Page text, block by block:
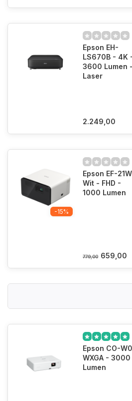
Epson EH-
LS670B - 4K
3600 Lumen -
Laser
2.249,00
-15%
Epson EF-21W
Wit - FHD -
1000 Lumen
779,00 659,00
Epson CO-
WXGA - 3000
Lumen